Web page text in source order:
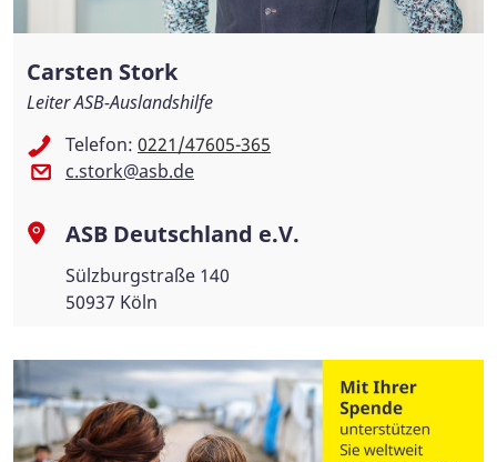
Carsten Stork
Leiter ASB-Auslandshilfe
Telefon: 0221/47605-365
c.stork@asb.de
ASB Deutschland e.V.
Sülzburgstraße 140
50937 Köln